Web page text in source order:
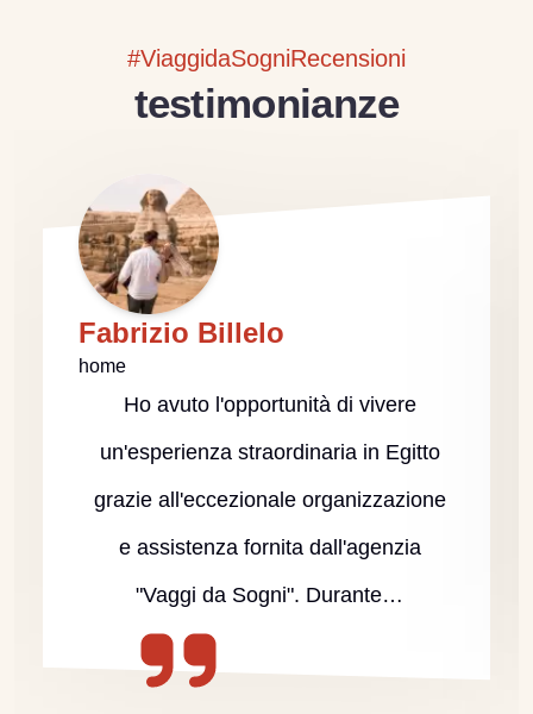
#ViaggidaSogniRecensioni
testimonianze
Fabrizio Billelo
home
Ho avuto l'opportunità di vivere
un'esperienza straordinaria in Egitto
grazie all'eccezionale organizzazione
e assistenza fornita dall'agenzia
"Vaggi da Sogni". Durante…